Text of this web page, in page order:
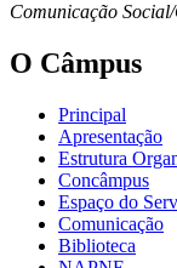
Comunicação
O Câmpus
Principal
Apresentação
Estrutura
Concâmpus
Espaço do
Comunicação
Biblioteca